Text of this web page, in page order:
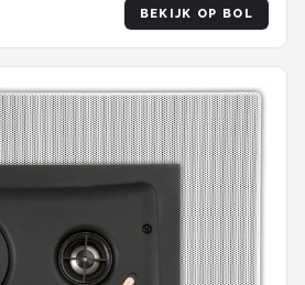
BEKIJK OP BOL